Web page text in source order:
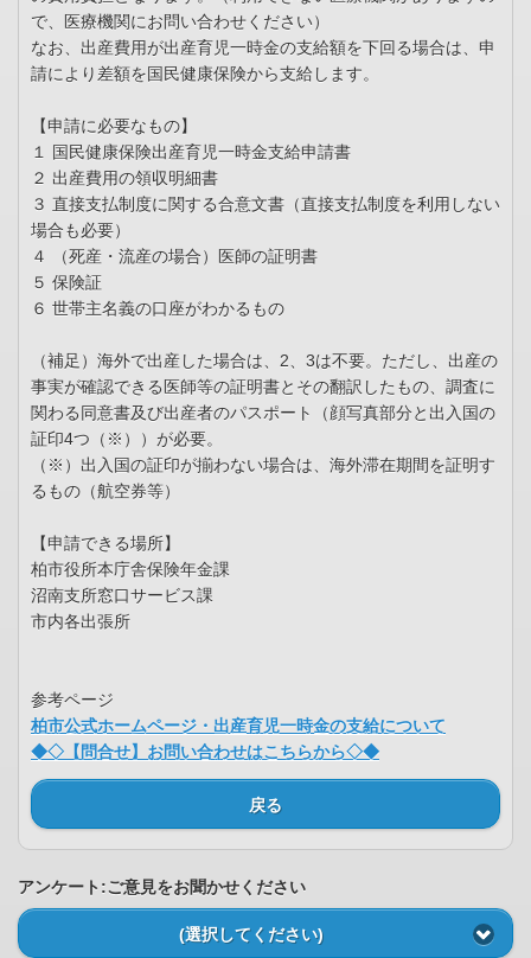
で、医療機関にお問い合わせください）
なお、出産費用が出産育児一時金の支給額を下回る場合は、申
請により差額を国民健康保険から支給します。
【申請に必要なもの】
１ 国民健康保険出産育児一時金支給申請書
２ 出産費用の領収明細書
３ 直接支払制度に関する合意文書（直接支払制度を利用しない
場合も必要）
４ （死産・流産の場合）医師の証明書
５ 保険証
６ 世帯主名義の口座がわかるもの
（補足）海外で出産した場合は、2、3は不要。ただし、出産の
事実が確認できる医師等の証明書とその翻訳したもの、調査に
関わる同意書及び出産者のパスポート（顔写真部分と出入国の
証印4つ（※））が必要。
（※）出入国の証印が揃わない場合は、海外滞在期間を証明す
るもの（航空券等）
【申請できる場所】
柏市役所本庁舎保険年金課
沼南支所窓口サービス課
市内各出張所
参考ページ
柏市公式ホームページ・出産育児一時金の支給について
◆◇【問合せ】お問い合わせはこちらから◇◆
戻る
アンケート:ご意見をお聞かせください
(選択してください)